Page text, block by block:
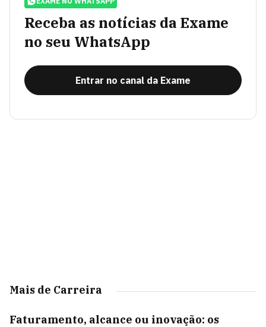
Receba as notícias da Exame
no seu WhatsApp
Entrar no canal da Exame
Mais de Carreira
Faturamento, alcance ou inovação: os